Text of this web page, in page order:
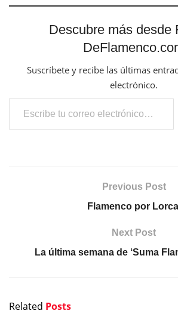
Descubre más desde
Suscríbete y recibe las últimas
electrónico.
Escribe tu correo electrónico…
Previous Post
Flamenco por
Next Post
La última semana de ‘Suma
Related Posts